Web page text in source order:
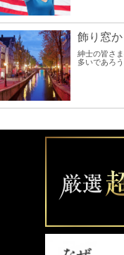
飾り窓
紳士の皆さ
多いであろ